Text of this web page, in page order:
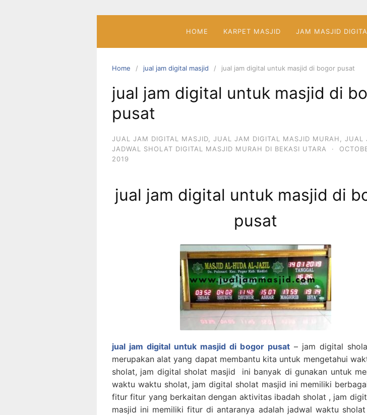
HOME KARPET MASJID JAM MASJID
Home jual jam digital masjid jual jam digital untuk masjid di bogor pusat
jual jam digital untuk masjid di
pusat
JUAL JAM DIGITAL MASJID JUAL JAM DIGITAL MASJID MURAH
JUAL
JADWAL SHOLAT DIGITAL MASJID MURAH DI BEKASI UTARA
·
2019
jual jam digital untuk masjid di
pusat
jual jam digital untuk masjid di bogor pusat– jam digital
merupakan alat yang dapat membantu kita untuk mengetahui
sholat, jam digital sholat masjid ini banyak di gunakan untuk
waktu waktu sholat, jam digital sholat masjid ini memiliki
fitur fitur yang berkaitan dengan aktivitas ibadah sholat , jam
masjid ini memiliki fitur di antaranya adalah jadwal waktu